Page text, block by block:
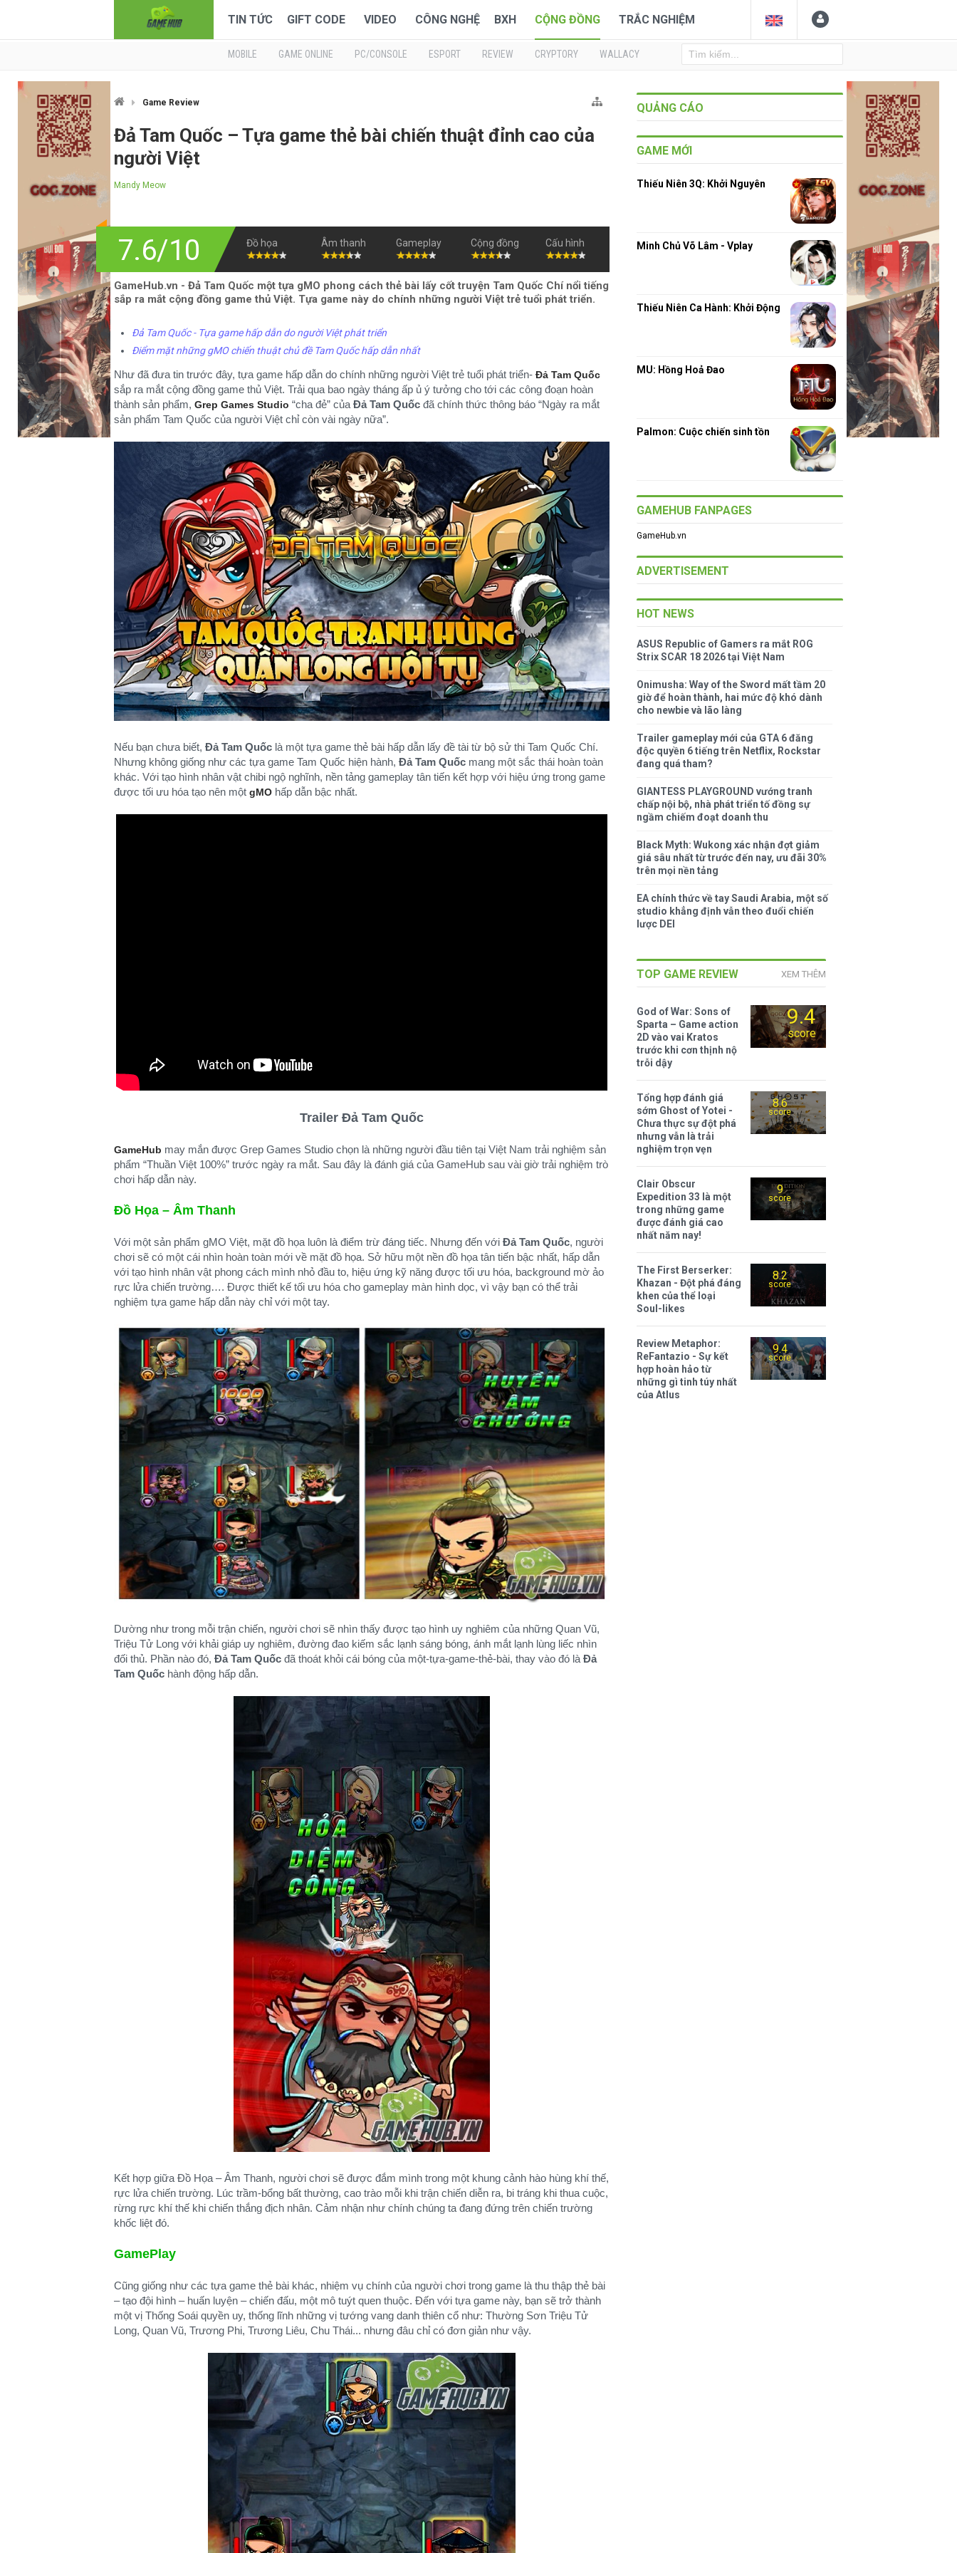
TIN TỨC GIFT CODE VIDEO CÔNG NGHỆ BXH CỘNG ĐỒNG TRẮC NGHIỆM
MOBILE GAME ONLINE PC/CONSOLE ESPORT REVIEW CRYPTORY WALLACY
Game Review
Đả Tam Quốc – Tựa game thẻ bài chiến thuật đỉnh cao của
người Việt
Mandy Meow
7.6/10 Đồ họa Âm thanh Gameplay Cộng đồng Cấu hình
GameHub.vn - Đả Tam Quốc một tựa gMO phong cách thẻ bài lấy cốt truyện Tam Quốc Chí nổi tiếng
sắp ra mắt cộng đồng game thủ Việt. Tựa game này do chính những người Việt trẻ tuổi phát triển.
Đả Tam Quốc - Tựa game hấp dẫn do người Việt phát triển
Điểm mặt những gMO chiến thuật chủ đề Tam Quốc hấp dẫn nhất
Như đã đưa tin trước đây, tựa game hấp dẫn do chính những người Việt trẻ tuổi phát triển- Đả Tam Quốc
sắp ra mắt cộng đồng game thủ Việt. Trải qua bao ngày tháng ấp ủ ý tưởng cho tới các công đoạn hoàn
thành sản phẩm, Grep Games Studio “cha đẻ” của Đả Tam Quốc đã chính thức thông báo “Ngày ra mắt
sản phẩm Tam Quốc của người Việt chỉ còn vài ngày nữa”.
Nếu bạn chưa biết, Đả Tam Quốc là một tựa game thẻ bài hấp dẫn lấy đề tài từ bộ sử thi Tam Quốc Chí.
Nhưng không giống như các tựa game Tam Quốc hiện hành, Đả Tam Quốc mang một sắc thái hoàn toàn
khác. Với tạo hình nhân vật chibi ngộ nghĩnh, nền tảng gameplay tân tiến kết hợp với hiệu ứng trong game
được tối ưu hóa tạo nên một gMO hấp dẫn bậc nhất.
Trailer Đả Tam Quốc
GameHub may mắn được Grep Games Studio chọn là những người đầu tiên tại Việt Nam trải nghiệm sản
phẩm “Thuần Việt 100%” trước ngày ra mắt. Sau đây là đánh giá của GameHub sau vài giờ trải nghiệm trò
chơi hấp dẫn này.
Đồ Họa – Âm Thanh
Với một sản phẩm gMO Việt, mặt đồ họa luôn là điểm trừ đáng tiếc. Nhưng đến với Đả Tam Quốc, người
chơi sẽ có một cái nhìn hoàn toàn mới về mặt đồ họa. Sở hữu một nền đồ họa tân tiến bậc nhất, hấp dẫn
với tạo hình nhân vật phong cách mình nhỏ đầu to, hiệu ứng kỹ năng được tối ưu hóa, background mờ ảo
rực lửa chiến trường…. Được thiết kế tối ưu hóa cho gameplay màn hình dọc, vì vậy bạn có thể trải
nghiệm tựa game hấp dẫn này chỉ với một tay.
Dường như trong mỗi trận chiến, người chơi sẽ nhìn thấy được tạo hình uy nghiêm của những Quan Vũ,
Triệu Tử Long với khải giáp uy nghiêm, đường đao kiếm sắc lạnh sáng bóng, ánh mắt lạnh lùng liếc nhìn
đối thủ. Phần nào đó, Đả Tam Quốc đã thoát khỏi cái bóng của một-tựa-game-thẻ-bài, thay vào đó là Đả
Tam Quốc hành động hấp dẫn.
Kết hợp giữa Đồ Họa – Âm Thanh, người chơi sẽ được đắm mình trong một khung cảnh hào hùng khí thế,
rực lửa chiến trường. Lúc trầm-bổng bất thường, cao trào mỗi khi trận chiến diễn ra, bi tráng khi thua cuộc,
rừng rực khí thế khi chiến thắng địch nhân. Cảm nhận như chính chúng ta đang đứng trên chiến trường
khốc liệt đó.
GamePlay
Cũng giống như các tựa game thẻ bài khác, nhiệm vụ chính của người chơi trong game là thu thập thẻ bài
– tạo đội hình – huấn luyện – chiến đấu, một mô tuýt quen thuộc. Đến với tựa game này, bạn sẽ trở thành
một vị Thống Soái quyền uy, thống lĩnh những vị tướng vang danh thiên cổ như: Thường Sơn Triệu Tử
Long, Quan Vũ, Trương Phi, Trương Liêu, Chu Thái... nhưng đâu chỉ có đơn giản như vậy.
QUẢNG CÁO
GAME MỚI
Thiếu Niên 3Q: Khởi Nguyên
Minh Chủ Võ Lâm - Vplay
Thiếu Niên Ca Hành: Khởi Động
MU: Hồng Hoả Đao
Palmon: Cuộc chiến sinh tồn
GAMEHUB FANPAGES
GameHub.vn
ADVERTISEMENT
HOT NEWS
ASUS Republic of Gamers ra mắt ROG
Strix SCAR 18 2026 tại Việt Nam
Onimusha: Way of the Sword mất tầm 20
giờ để hoàn thành, hai mức độ khó dành
cho newbie và lão làng
Trailer gameplay mới của GTA 6 đăng
độc quyền 6 tiếng trên Netflix, Rockstar
đang quá tham?
GIANTESS PLAYGROUND vướng tranh
chấp nội bộ, nhà phát triển tố đồng sự
ngầm chiếm đoạt doanh thu
Black Myth: Wukong xác nhận đợt giảm
giá sâu nhất từ trước đến nay, ưu đãi 30%
trên mọi nền tảng
EA chính thức về tay Saudi Arabia, một số
studio khẳng định vẫn theo đuổi chiến
lược DEI
TOP GAME REVIEW XEM THÊM
9.4
score
God of War: Sons of
Sparta – Game action
2D vào vai Kratos
trước khi cơn thịnh nộ
trỗi dậy
8.6
score
Tổng hợp đánh giá
sớm Ghost of Yotei -
Chưa thực sự đột phá
nhưng vẫn là trải
nghiệm trọn vẹn
9
score
Clair Obscur
Expedition 33 là một
trong những game
được đánh giá cao
nhất năm nay!
8.2
score
The First Berserker:
Khazan - Đột phá đáng
khen của thể loại
Soul-likes
9.4
score
Review Metaphor:
ReFantazio - Sự kết
hợp hoàn hảo từ
những gì tinh túy nhất
của Atlus